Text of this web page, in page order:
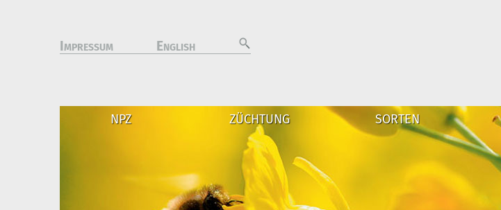
IMPRESSUM ENGLISH
NPZ ZÜCHTUNG SORTEN